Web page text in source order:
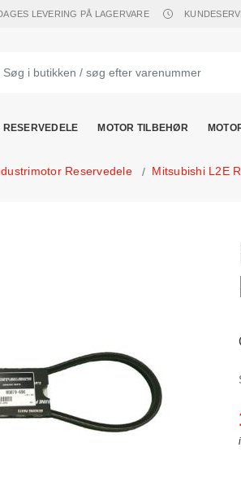
LEVERING PÅ LAGERVARE
RESERVEDELE MOTOR TILBEHØR
Reservedele Mitsubishi L2E